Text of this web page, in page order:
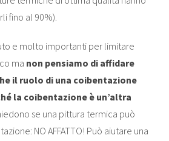
fino al 90%).
e molto importanti per limitare
ma non pensiamo di affidare
il ruolo di una coibentazione
la coibentazione è un’altra
se una pittura termica può
NO AFFATTO! Può aiutare una